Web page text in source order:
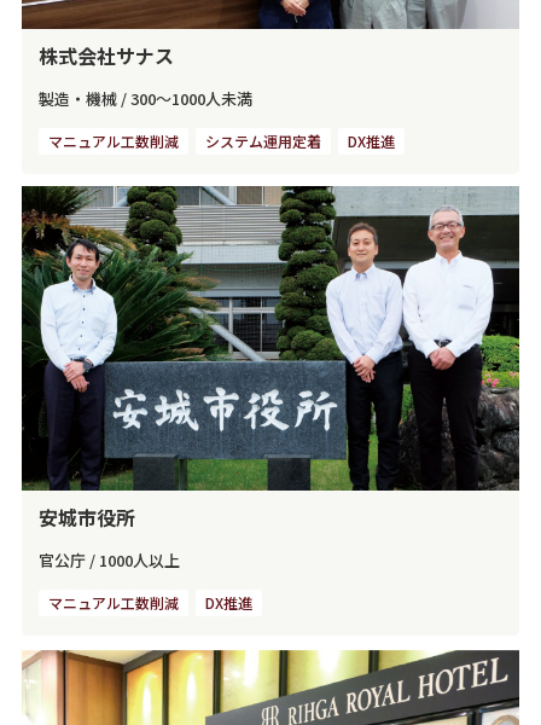
株式会社サナス
製造・機械 /300～1000人未満
マニュアル工数削減 システム運用定着 DX推進
安城市役所
官公庁 / 1000人以上
マニュアル工数削減 DX推進